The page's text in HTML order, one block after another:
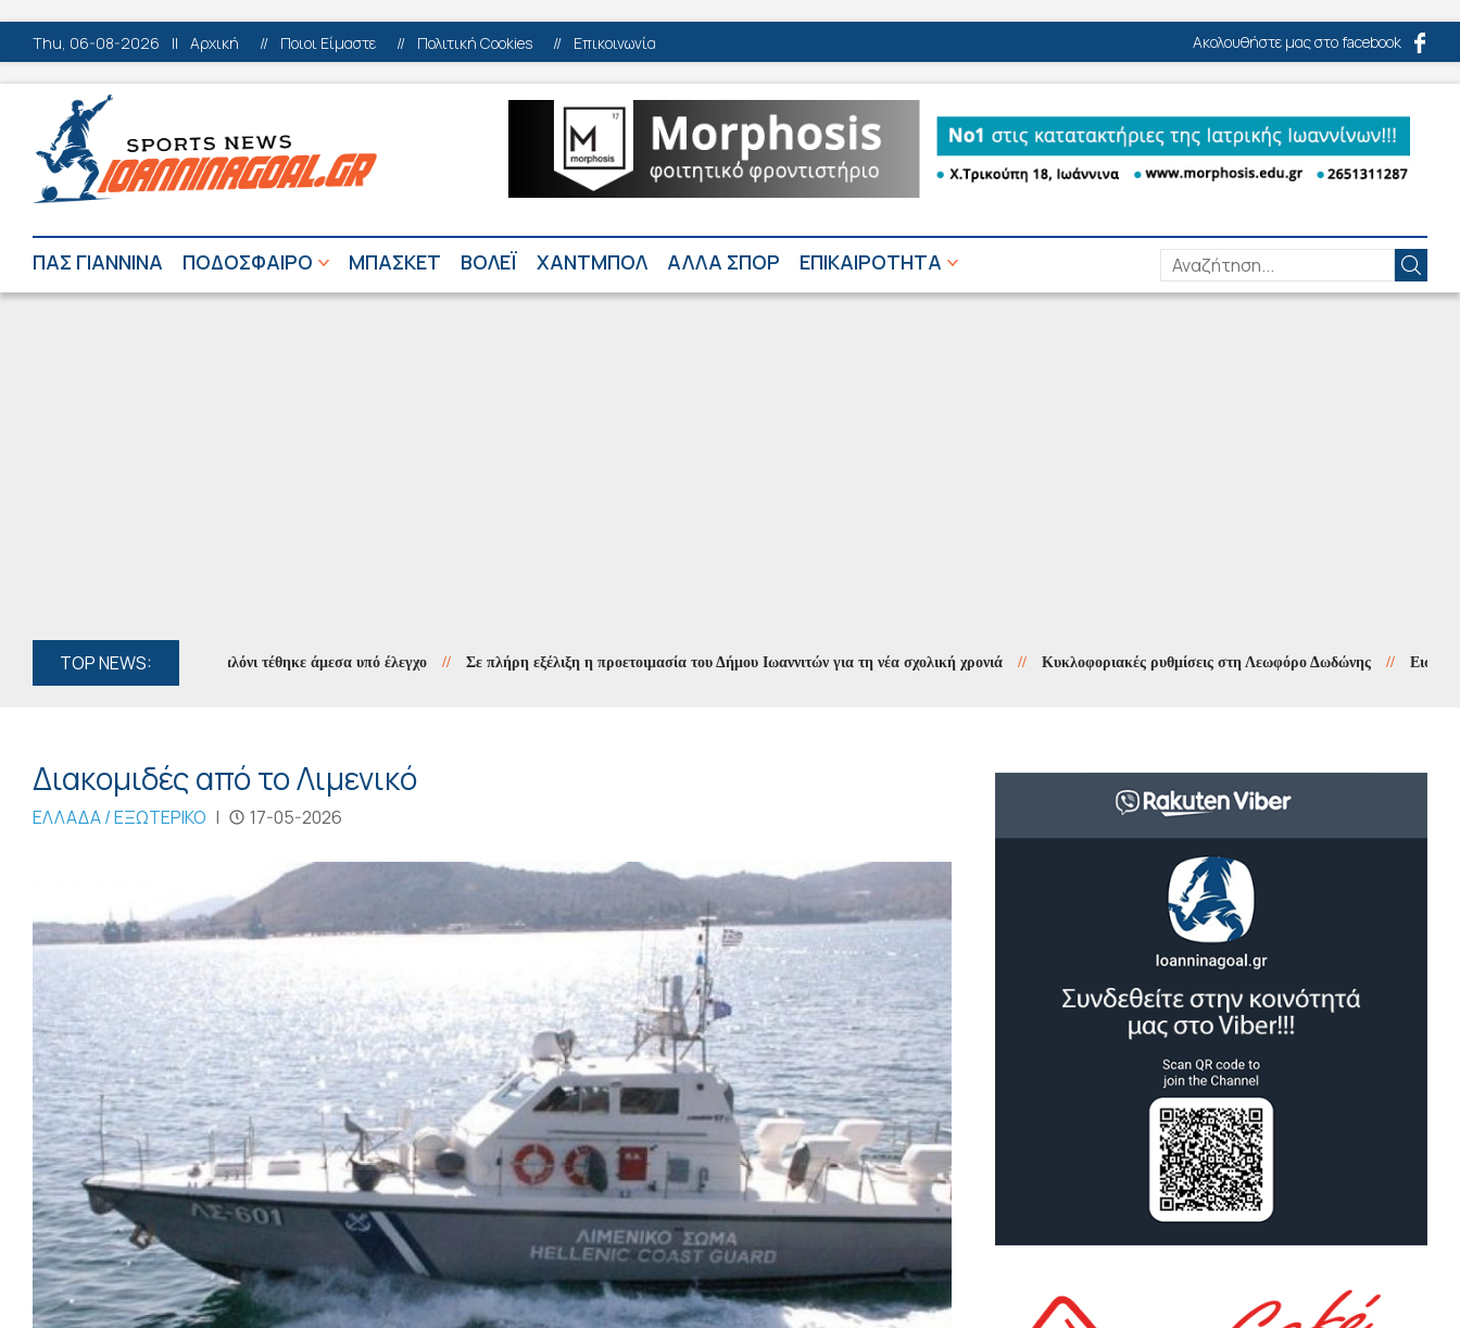
Thu, 06-08-2026 || Αρχική // Ποιοι Είμαστε // Πολιτική Cookies // Επικοινωνία Ακολουθήστε μας στο facebook
ΠΑΣ ΓΙΑΝΝΙΝΑ ΠΟΔΟΣΦΑΙΡΟ ΜΠΑΣΚΕΤ ΒΟΛΕΪ ΧΑΝΤΜΠΟΛ ΑΛΛΑ ΣΠΟΡ ΕΠΙΚΑΙΡΟΤΗΤΑ
TOP NEWS:
κοντά στο Γιαννιώτικο Σαλόνι τέθηκε άμεσα υπό έλεγχο // Σε πλήρη εξέλιξη η προετοιμασία του Δήμου Ιωαννιτών για τη νέα σχολική χρονιά // Κυκλοφοριακές ρυθμίσεις στη Λεωφόρο Δωδώνης // Εισαγγελική
Διακομιδές από το Λιμενικό
ΕΛΛΑΔΑ / ΕΞΩΤΕΡΙΚΟ | 17-05-2026